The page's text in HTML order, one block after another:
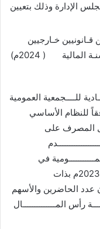
مجلس الإدارة وذلك بتعيين
قـانونيين خـارجيين
لمـراجعة حسـابات المصـرف عـن السنـة المالية ( 2024م)
للــــجمعية العمومية
للنظام الأساسي
المصرف على
في
اليــــــــــــــوم التالي الموافق 19-سبتمبر-2023م بذات
كان عدد الحاضرين والأسهم
رأس المــــــــــــــال